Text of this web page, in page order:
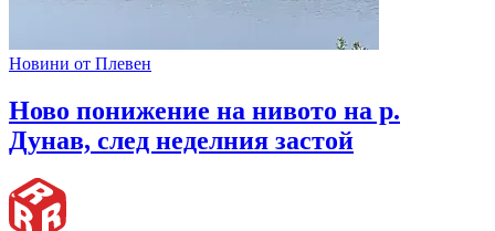
Новини от Плевен
Ново понижение на нивото на р.
Дунав, след неделния застой